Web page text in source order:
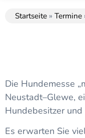
Startseite » Termine
Die Hundemesse
Neustadt–Glewe,
Hundebesitzer
Es erwarten Sie